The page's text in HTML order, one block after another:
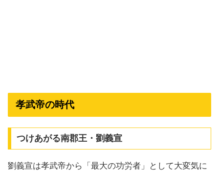
孝武帝の時代
つけあがる南郡王・劉義宣
劉義宣は孝武帝から「最大の功労者」として大変気に